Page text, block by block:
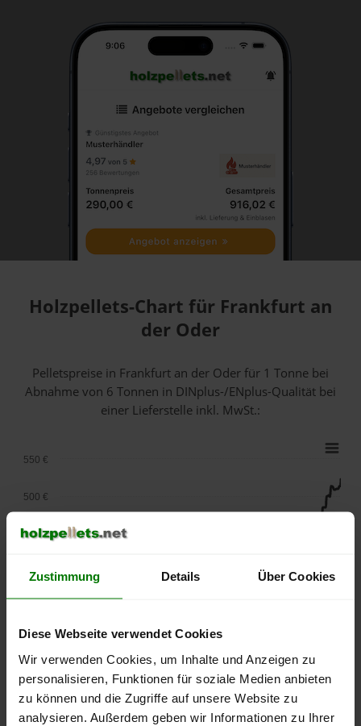
Zustimmung Details Über Cookies
Diese Webseite verwendet Cookies
Wir verwenden Cookies, um Inhalte und Anzeigen zu
personalisieren, Funktionen für soziale Medien anbieten
zu können und die Zugriffe auf unsere Website zu
analysieren. Außerdem geben wir Informationen zu Ihrer
Holzpellets-Chart für Frankfurt an
der Oder
Pelletspreise in Frankfurt an der Oder für 1 Tonne bei
Abnahmevon 6 Tonnen in DINplus-/ENplus-Qualität bei
einer Lieferstelle inkl. MwSt.:
September
2025
Januar
2026
Mai
2026
250 €
400 €
450 €
500 €
550 €